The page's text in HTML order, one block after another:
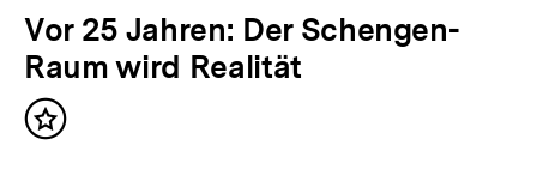
Vor 25 Jahren: Der Schengen-
Raum wird Realität
Inhalt